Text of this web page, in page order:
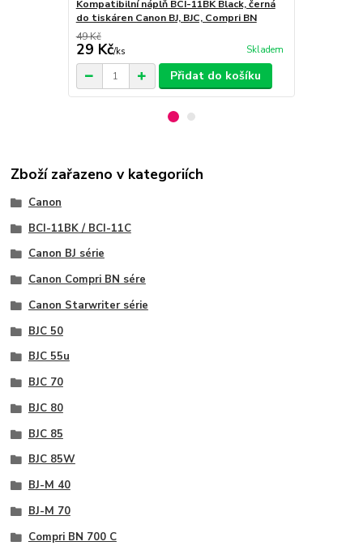
Kompatibilní náplň BCI-11BK Black, černá
do tiskáren Canon BJ, BJC, Compri BN
49 Kč
29 Kč/ks Skladem
Přidat do košíku
Zboží zařazeno v kategoriích
Canon
BCI-11BK / BCI-11C
Canon BJ série
Canon Compri BN sére
Canon Starwriter série
BJC 50
BJC 55u
BJC 70
BJC 80
BJC 85
BJC 85W
BJ-M 40
BJ-M 70
Compri BN 700 C